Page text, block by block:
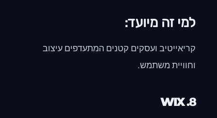
למי זה מיועד:
קריאייטיב ועסקים קטנים המתעדפים עיצוב
וחוויית משתמש.
8.
WIX